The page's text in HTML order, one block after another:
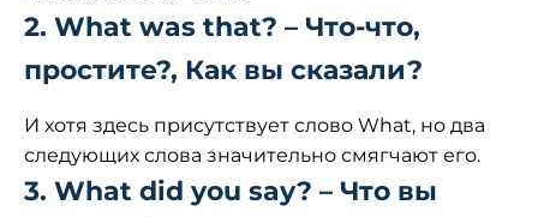
2. What was that? – Что-что,
простите?, Как вы сказали?
И хотя здесь присутствует слово What, но два
следующих слова значительно смягчают его.
3. What did you say? – Что вы